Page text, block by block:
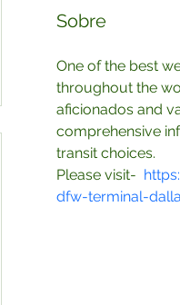
Sobre
One of the best
throughout the
aficionados and
comprehensive
transit choices.
Please visit-
dfw-terminal-